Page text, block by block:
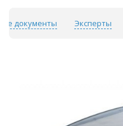
документы Эксперты